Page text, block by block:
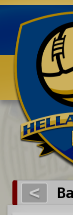
Benvenuti su
<